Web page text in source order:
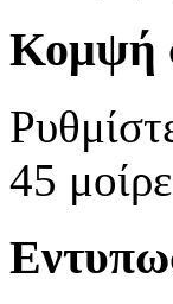
Κομψή
45